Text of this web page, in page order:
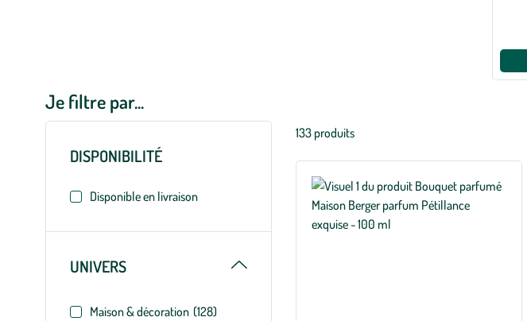
Je filtre par...
DISPONIBILITÉ
Disponible en livraison
UNIVERS Replier
Maison & décoration (128)
des
filtres
appliqués
133 produits